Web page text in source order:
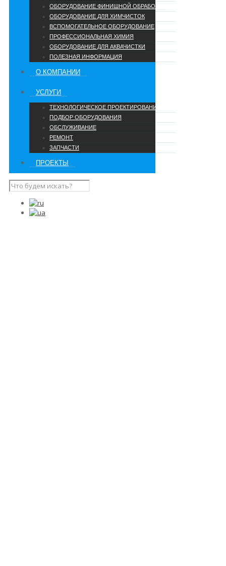
ОБОРУДОВАНИЕ ФИНИШНОЙ ОБРАБОТКИ
ОБОРУДОВАНИЕ ДЛЯ ХИМЧИСТОК
ВСПОМОГАТЕЛЬНОЕ ОБОРУДОВАНИЕ
ПРОФЕССИОНАЛЬНАЯ ХИМИЯ
ОБОРУДОВАНИЕ ДЛЯ АКВАЧИСТКИ
ПОЛЕЗНАЯ ИНФОРМАЦИЯ
О КОМПАНИИ
УCЛУГИ
ТЕХНОЛОГИЧЕСКОЕ ПРОЕКТИРОВАНИЕ
ПОДБОР ОБОРУДОВАНИЯ
ОБСЛУЖИВАНИЕ
РЕМОНТ
ЗАПЧАСТИ
ПРОЕКТЫ